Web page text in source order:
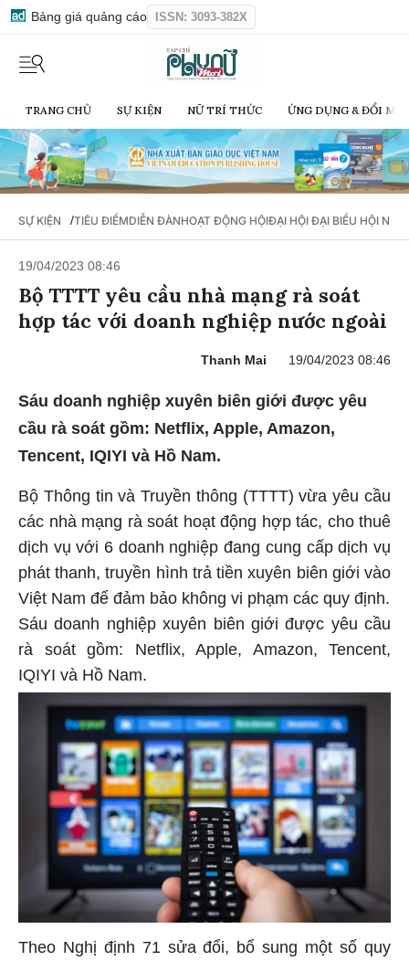
Bảng giá quảng cáo ISSN: 3093-382X
TRANG CHỦ SỰ KIỆN NỮ TRÍ THỨC ỨNG DỤNG & ĐỔI
SỰ KIỆN / TIÊU ĐIỂMDIỄN ĐÀNHOẠT ĐỘNG HỘIĐẠI HỘI ĐẠI BIỂU HỘI NỮ
19/04/2023 08:46
Bộ TTTT yêu cầu nhà mạng rà soát
hợp tác với doanh nghiệp nước ngoài
Thanh Mai 19/04/2023 08:46
Sáu doanh nghiệp xuyên biên giới được yêu
cầu rà soát gồm: Netflix, Apple, Amazon,
Tencent, IQIYI và Hồ Nam.
Bộ Thông tin và Truyền thông (TTTT) vừa yêu cầu
các nhà mạng rà soát hoạt động hợp tác, cho thuê
dịch vụ với 6 doanh nghiệp đang cung cấp dịch vụ
phát thanh, truyền hình trả tiền xuyên biên giới vào
Việt Nam để đảm bảo không vi phạm các quy định.
Sáu doanh nghiệp xuyên biên giới được yêu cầu
rà soát gồm: Netflix, Apple, Amazon, Tencent,
IQIYI và Hồ Nam.
Theo Nghị định 71 sửa đổi, bổ sung một số quy